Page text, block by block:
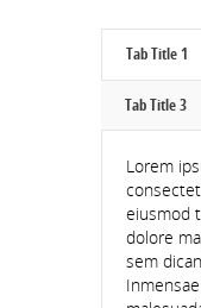
Tab Title 1
Tab Title 3
Lorem
eiusmod
dolore
sem